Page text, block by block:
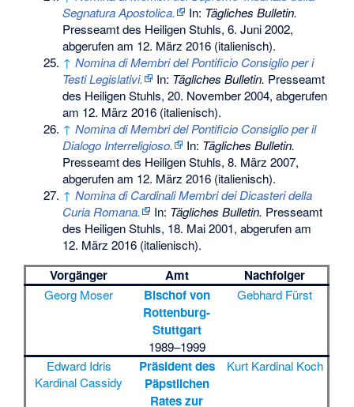
Segnatura Apostolica.
In: Tägliches Bulletin.
Presseamt des Heiligen Stuhls, 6. Juni 2002,
abgerufen am 12. März 2016 (italienisch).
↑ Nomina di Membri del Pontificio Consiglio per i
Testi Legislativi.
In: Tägliches Bulletin. Presseamt
des Heiligen Stuhls, 20. November 2004, abgerufen
am 12. März 2016 (italienisch).
↑ Nomina di Membri del Pontificio Consiglio per il
Dialogo Interreligioso.
In: Tägliches Bulletin.
Presseamt des Heiligen Stuhls, 8. März 2007,
abgerufen am 12. März 2016 (italienisch).
↑ Nomina di Cardinali Membri dei Dicasteri della
Curia Romana.
In: Tägliches Bulletin. Presseamt
des Heiligen Stuhls, 18. Mai 2001, abgerufen am
12. März 2016 (italienisch).
Vorgänger Amt Nachfolger
Georg Moser
Bischof von
Rottenburg-
Stuttgart
1989–1999
Gebhard Fürst
Edward Idris
Kardinal Cassidy
Präsident des
Päpstlichen
Rates zur
Kurt Kardinal Koch